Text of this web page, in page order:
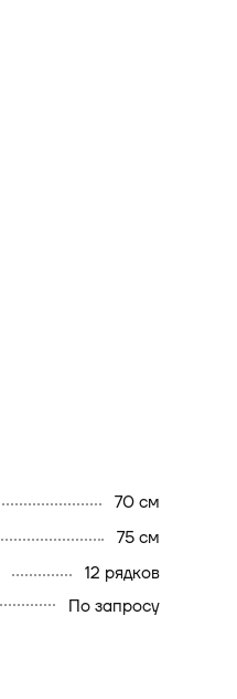
70 см
75 см
12 рядков
По запросу